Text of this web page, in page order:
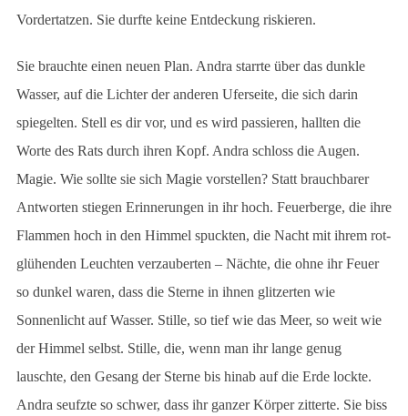
Vordertatzen. Sie durfte keine Entdeckung riskieren.
Sie brauchte einen neuen Plan. Andra starrte über das dunkle
Wasser, auf die Lichter der anderen Uferseite, die sich darin
spiegelten. Stell es dir vor, und es wird passieren, hallten die
Worte des Rats durch ihren Kopf. Andra schloss die Augen.
Magie. Wie sollte sie sich Magie vorstellen? Statt brauchbarer
Antworten stiegen Erinnerungen in ihr hoch. Feuerberge, die ihre
Flammen hoch in den Himmel spuckten, die Nacht mit ihrem rot-
glühenden Leuchten verzauberten – Nächte, die ohne ihr Feuer
so dunkel waren, dass die Sterne in ihnen glitzerten wie
Sonnenlicht auf Wasser. Stille, so tief wie das Meer, so weit wie
der Himmel selbst. Stille, die, wenn man ihr lange genug
lauschte, den Gesang der Sterne bis hinab auf die Erde lockte.
Andra seufzte so schwer, dass ihr ganzer Körper zitterte. Sie biss